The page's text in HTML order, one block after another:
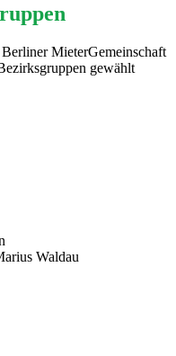
MieterGemeinschaft
gewählt
Waldau